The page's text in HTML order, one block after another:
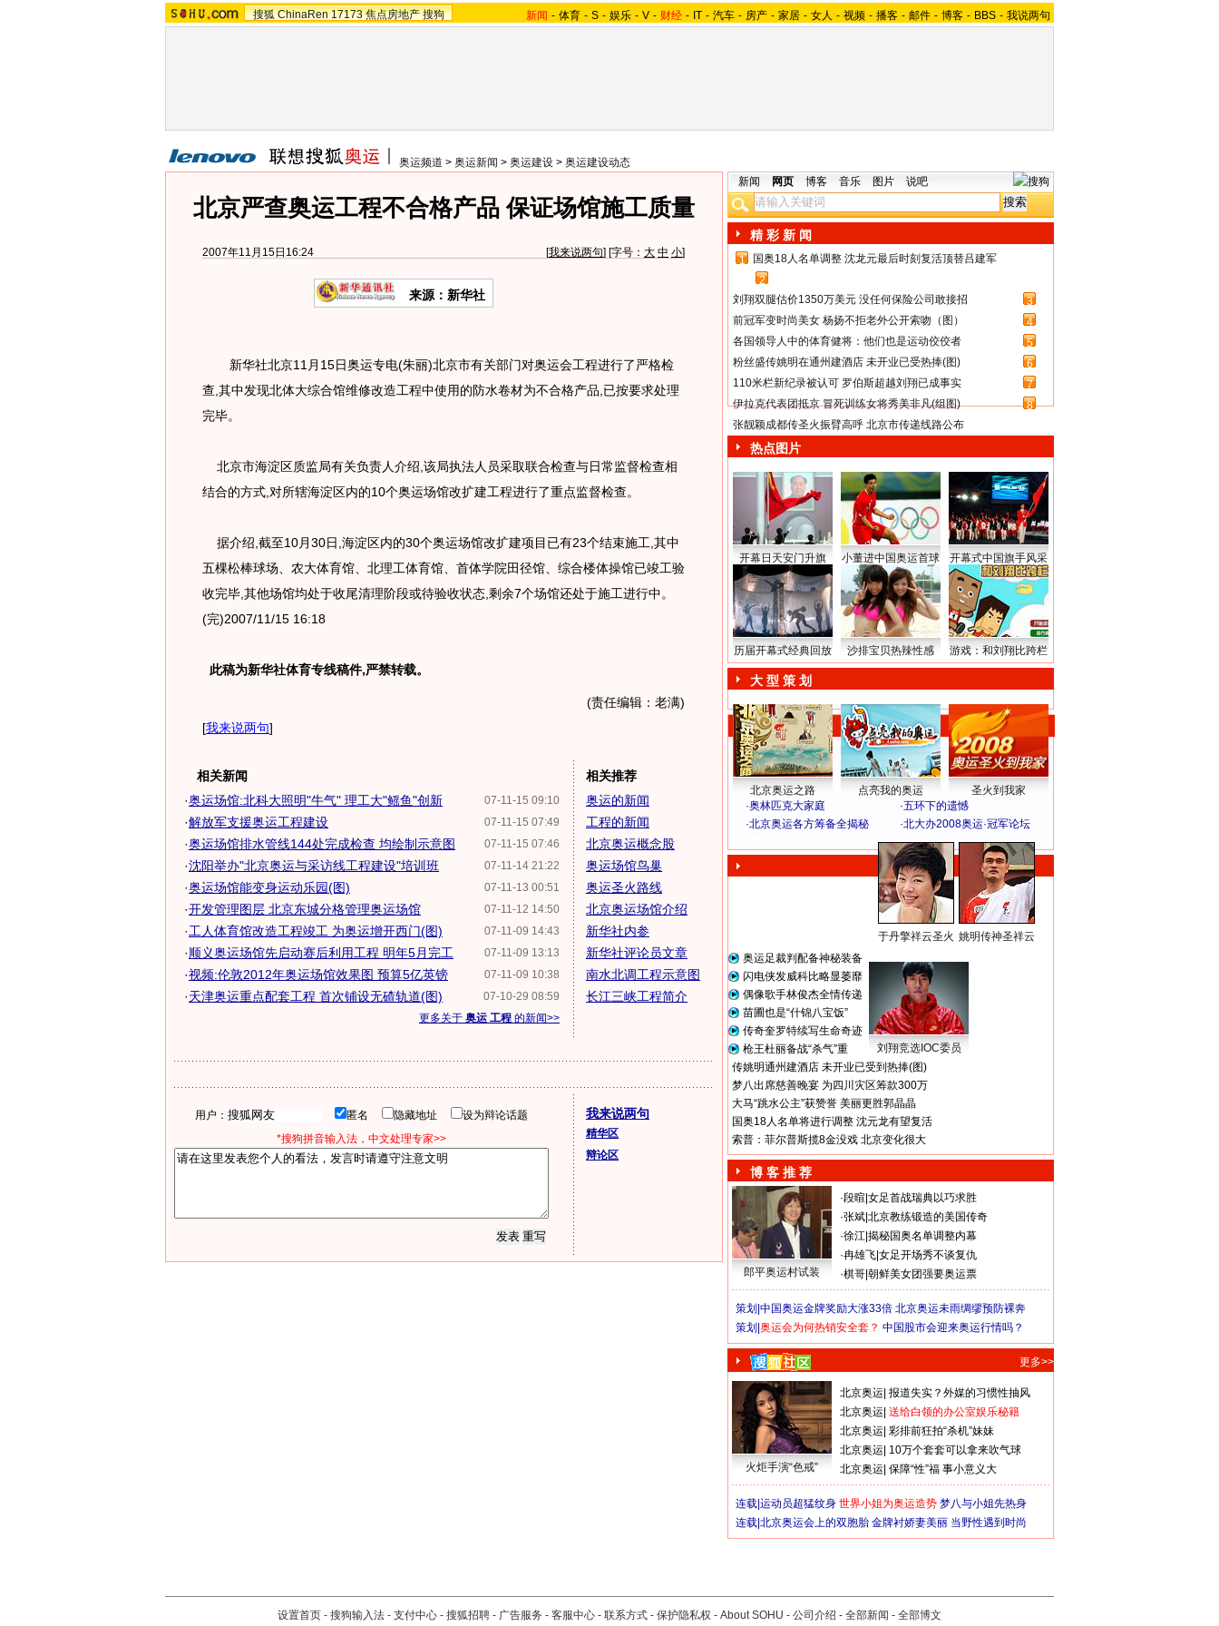
搜狐 ChinaRen 17173 焦点房地产 搜狗 新闻 - 体育 - S - 娱乐 - V - 财经 - IT - 汽车 - 房产 - 家居 - 女人 - 视频 - 播客 - 邮件 - 博客 - BBS - 我说两句
奥运频道 > 奥运新闻 > 奥运建设 > 奥运建设动态
北京严查奥运工程不合格产品 保证场馆施工质量
2007年11月15日16:24 [我来说两句] [字号： 大 中 小]
来源：新华社
新华社北京11月15日奥运专电(朱丽)北京市有关部门对奥运会工程进行了严格检
查,其中发现北体大综合馆维修改造工程中使用的防水卷材为不合格产品,已按要求处理
完毕。
北京市海淀区质监局有关负责人介绍,该局执法人员采取联合检查与日常监督检查相
结合的方式,对所辖海淀区内的10个奥运场馆改扩建工程进行了重点监督检查。
据介绍,截至10月30日,海淀区内的30个奥运场馆改扩建项目已有23个结束施工,其中
五棵松棒球场、农大体育馆、北理工体育馆、首体学院田径馆、综合楼体操馆已竣工验
收完毕,其他场馆均处于收尾清理阶段或待验收状态,剩余7个场馆还处于施工进行中。
(完)2007/11/15 16:18
此稿为新华社体育专线稿件,严禁转载。
(责任编辑：老满)
[我来说两句]
相关新闻
07-11-15 09:10
·奥运场馆:北科大照明"牛气" 理工大"鳐鱼"创新
07-11-15 07:49
·解放军支援奥运工程建设
07-11-15 07:46
·奥运场馆排水管线144处完成检查 均绘制示意图
07-11-14 21:22
·沈阳举办"北京奥运与采访线工程建设"培训班
07-11-13 00:51
·奥运场馆能变身运动乐园(图)
07-11-12 14:50
·开发管理图层 北京东城分格管理奥运场馆
07-11-09 14:43
·工人体育馆改造工程竣工 为奥运增开西门(图)
07-11-09 13:13
·顺义奥运场馆先启动赛后利用工程 明年5月完工
07-11-09 10:38
·视频:伦敦2012年奥运场馆效果图 预算5亿英镑
07-10-29 08:59
·天津奥运重点配套工程 首次铺设无碴轨道(图)
更多关于 奥运 工程 的新闻>>
相关推荐
奥运的新闻
工程的新闻
北京奥运概念股
奥运场馆鸟巢
奥运圣火路线
北京奥运场馆介绍
新华社内参
新华社评论员文章
南水北调工程示意图
长江三峡工程简介
用户： 匿名 隐藏地址
设为辩论话题
*搜狗拼音输入法，中文处理专家>>
我来说两句
精华区
辩论区
新闻 网页 博客 音乐 图片 说吧
精 彩 新 闻
1
国奥18人名单调整 沈龙元最后时刻复活顶替吕建军
2
刘翔双腿估价1350万美元 没任何保险公司敢接招
3
前冠军变时尚美女 杨扬不拒老外公开索吻（图）
4
各国领导人中的体育健将：他们也是运动佼佼者
5
粉丝盛传姚明在通州建酒店 未开业已受热捧(图)
6
110米栏新纪录被认可 罗伯斯超越刘翔已成事实
7
伊拉克代表团抵京 冒死训练女将秀美非凡(组图)
8
张靓颖成都传圣火振臂高呼 北京市传递线路公布
热点图片
开幕日天安门升旗 小董进中国奥运首球 开幕式中国旗手风采
历届开幕式经典回放 沙排宝贝热辣性感 游戏：和刘翔比跨栏
大 型 策 划
北京奥运之路 点亮我的奥运
圣火到我家
·奥林匹克大家庭 ·五环下的遗憾
·北京奥运各方筹备全揭秘 ·北大办2008奥运·冠军论坛
于丹擎祥云圣火 姚明传神圣祥云
奥运足裁判配备神秘装备
闪电侠发威科比略显萎靡
偶像歌手林俊杰全情传递
苗圃也是“什锦八宝饭”
传奇奎罗特续写生命奇迹
枪王杜丽备战“杀气”重
刘翔竞选IOC委员
传姚明通州建酒店 未开业已受到热捧(图)
梦八出席慈善晚宴 为四川灾区筹款300万
大马“跳水公主”获赞誉 美丽更胜郭晶晶
国奥18人名单将进行调整 沈元龙有望复活
索普：菲尔普斯揽8金没戏 北京变化很大
博 客 推 荐
郎平奥运村试装
·段暄 女足首战瑞典以巧求胜
·张斌 北京教练锻造的美国传奇
·徐江 揭秘国奥名单调整内幕
·冉雄飞 女足开场秀不谈复仇
·棋哥 朝鲜美女团强要奥运票
策划| 中国奥运金牌奖励大涨33倍 北京奥运未雨绸缪预防裸奔
策划| 奥运会为何热销安全套？ 中国股市会迎来奥运行情吗？
更多>>
火炬手演“色戒”
北京奥运 报道失实？外媒的习惯性抽风
北京奥运 送给白领的办公室娱乐秘籍
北京奥运 彩排前狂拍“杀机”妹妹
北京奥运 10万个套套可以拿来吹气球
北京奥运 保障“性”福 事小意义大
连载| 运动员超猛纹身 世界小姐为奥运造势 梦八与小姐先热身
连载| 北京奥运会上的双胞胎 金牌衬娇妻美丽 当野性遇到时尚
设置首页 - 搜狗输入法 - 支付中心 - 搜狐招聘 - 广告服务 - 客服中心 - 联系方式 - 保护隐私权 - About SOHU - 公司介绍 - 全部新闻 - 全部博文